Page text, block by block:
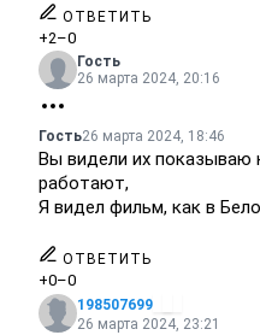
ОТВЕТИТЬ
+2–0
Гость
26 марта 2024, 20:16
Гость26 марта 2024, 18:46
Вы видели их показываю
работают,
Я видел фильм, как в
ОТВЕТИТЬ
+0–0
198507699
26 марта 2024, 23:21